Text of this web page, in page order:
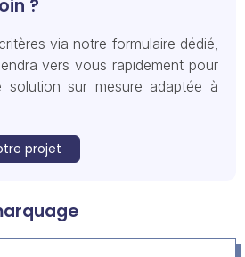
?
via notre formulaire dédié,
vers vous rapidement pour
solution sur mesure adaptée à
projet